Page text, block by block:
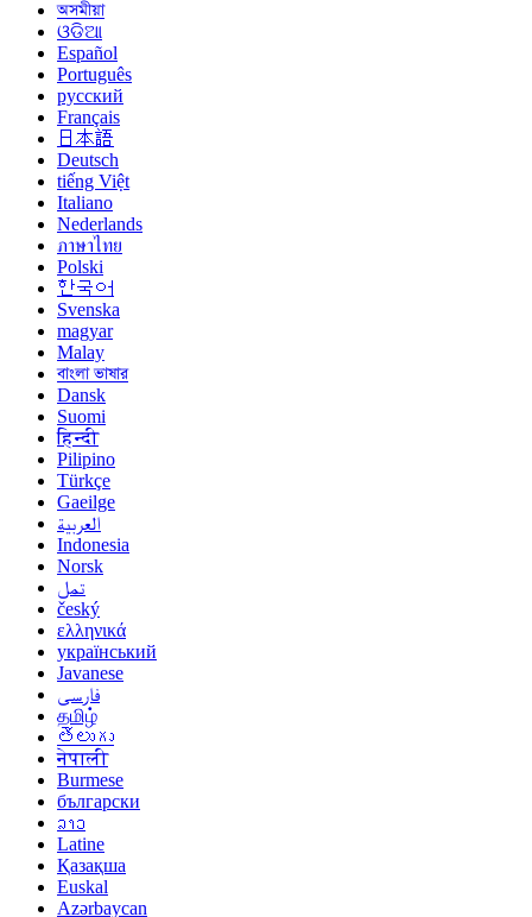
অসমীয়া
ଓଡିଆ
Español
Português
русский
Français
日本語
Deutsch
tiếng Việt
Italiano
Nederlands
ภาษาไทย
Polski
한국어
Svenska
magyar
Malay
বাংলা ভাষার
Dansk
Suomi
हिन्दी
Pilipino
Türkçe
Gaeilge
العربية
Indonesia
Norsk‎
تمل
český
ελληνικά
український
Javanese
فارسی
தமிழ்
తెలుగు
नेपाली
Burmese
български
ລາວ
Latine
Қазақша
Euskal
Azərbaycan